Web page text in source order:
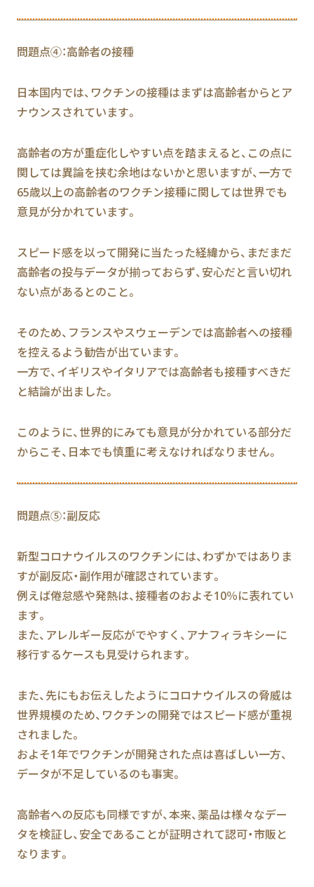
問題点④：高齢者の接種
日本国内では、ワクチンの接種はまずは高齢者からとア
ナウンスされています。
高齢者の方が重症化しやすい点を踏まえると、この点に
関しては異論を挟む余地はないかと思いますが、一方で
65歳以上の高齢者のワクチン接種に関しては世界でも
意見が分かれています。
スピード感を以って開発に当たった経緯から、まだまだ
高齢者の投与データが揃っておらず、安心だと言い切れ
ない点があるとのこと。
そのため、フランスやスウェーデンでは高齢者への接種
を控えるよう勧告が出ています。
一方で、イギリスやイタリアでは高齢者も接種すべきだ
と結論が出ました。
このように、世界的にみても意見が分かれている部分だ
からこそ、日本でも慎重に考えなければなりません。
問題点⑤：副反応
新型コロナウイルスのワクチンには、わずかではありま
すが副反応・副作用が確認されています。
例えば倦怠感や発熱は、接種者のおよそ10％に表れてい
ます。
また、アレルギー反応がでやすく、アナフィラキシーに
移行するケースも見受けられます。
また、先にもお伝えしたようにコロナウイルスの脅威は
世界規模のため、ワクチンの開発ではスピード感が重視
されました。
およそ1年でワクチンが開発された点は喜ばしい一方、
データが不足しているのも事実。
高齢者への反応も同様ですが、本来、薬品は様々なデー
タを検証し、安全であることが証明されて認可・市販と
なります。